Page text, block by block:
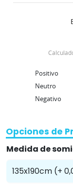
Positivo
Neutro
Negativo
Opciones de
Medida de